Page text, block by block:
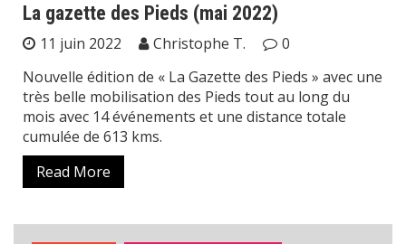
La gazette des Pieds (mai 2022)
11 juin 2022 Christophe T.
0
Nouvelle édition de « La Gazette des Pieds » avec une
très belle mobilisation des Pieds tout au long du
mois avec 14 événements et une distance totale
cumulée de 613 kms.
Read More